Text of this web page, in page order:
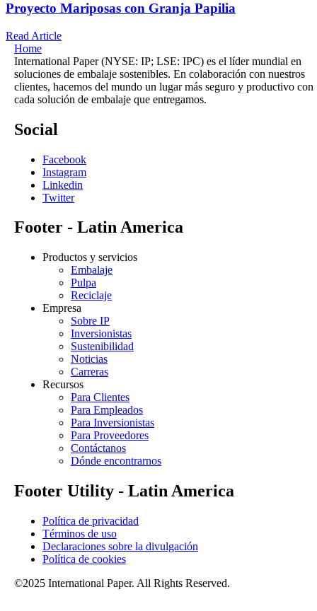
Proyecto Mariposas con Granja Papilia
Read Article
Home
International Paper (NYSE: IP; LSE: IPC) es el líder mundial en
soluciones de embalaje sostenibles. En colaboración con nuestros
clientes, hacemos del mundo un lugar más seguro y productivo con
cada solución de embalaje que entregamos.
Social
Facebook
Instagram
Linkedin
Twitter
Footer - Latin America
Productos y servicios
Embalaje
Pulpa
Reciclaje
Empresa
Sobre IP
Inversionistas
Sustenibilidad
Noticias
Carreras
Recursos
Para Clientes
Para Empleados
Para Inversionistas
Para Proveedores
Contáctanos
Dónde encontrarnos
Footer Utility - Latin America
Política de privacidad
Términos de uso
Declaraciones sobre la divulgación
Política de cookies
©2025 International Paper. All Rights Reserved.